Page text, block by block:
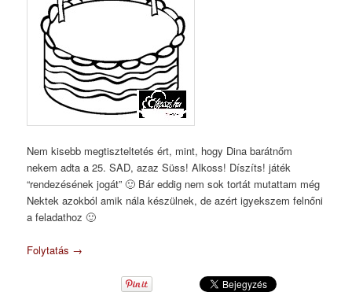
Nem kisebb megtiszteltetés ért, mint, hogy Dina barátnőm
nekem adta a 25. SAD, azaz Süss! Alkoss! Díszíts! játék
“rendezésének jogát” 🙂 Bár eddig nem sok tortát mutattam még
Nektek azokból amik nála készülnek, de azért igyekszem felnőni
a feladathoz 🙂
Folytatás →